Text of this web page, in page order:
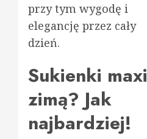
przy tym wygodę i
elegancję przez cały
dzień.
Sukienki maxi
zimą? Jak
najbardziej!